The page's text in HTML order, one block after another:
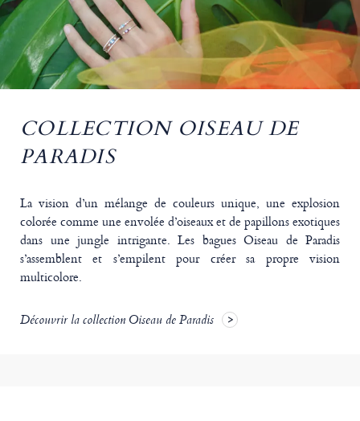
COLLECTION OISEAU DE
PARADIS
La vision d’un mélange de couleurs unique, une explosion
colorée comme une envolée d’oiseaux et de papillons exotiques
dans une jungle intrigante. Les bagues Oiseau de Paradis
s’assemblent et s’empilent pour créer sa propre vision
multicolore.
Découvrir la collection Oiseau de Paradis